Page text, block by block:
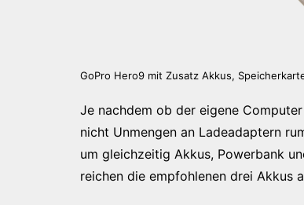
GoPro Hero9 mit Zusatz Akkus,
Je nachdem ob der eigene
nicht Unmengen an Ladeadaptern
um gleichzeitig Akkus, Powerbank
reichen die empfohlenen drei Akkus